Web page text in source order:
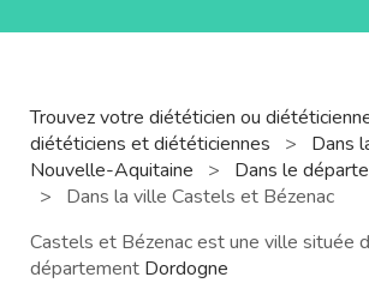
Trouvez votre diététicien ou
diététiciens et diététiciennes
>
Dans
Nouvelle-Aquitaine
>
Dans le
>
Dans la ville Castels et Bézenac
Castels et Bézenac est une ville située
département Dordogne